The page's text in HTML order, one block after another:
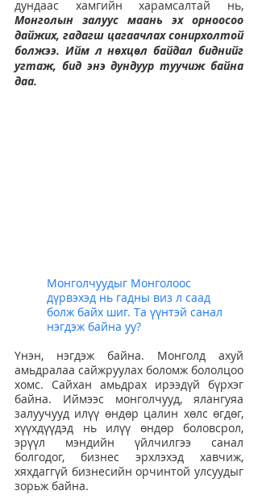
Монголын залуус маань эх орноосоо
дайжих, гадагш цагаачлах сонирхолтой
болжээ. Ийм л нөхцөл байдал биднийг
угтаж, бид энэ дундуур туучиж байна
даа.
Монголчуудыг Монголоос
дүрвэхэд нь гадны виз л саад
болж байх шиг. Та үүнтэй санал
нэгдэж байна уу?
Үнэн, нэгдэж байна. Монголд ахуй
амьдралаа сайжруулах боломж бололцоо
хомс. Сайхан амьдрах ирээдүй бүрхэг
байна. Иймээс монголчууд, ялангуяа
залуучууд илүү өндөр цалин хөлс өгдөг,
хүүхдүүдэд нь илүү өндөр боловсрол,
эрүүл мэндийн үйлчилгээ санал
болгодог, бизнес эрхлэхэд хавчиж,
хяхдаггүй бизнесийн орчинтой улсуудыг
зорьж байна.